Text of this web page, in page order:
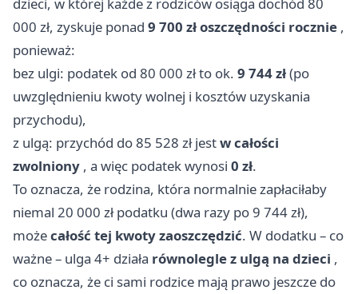
000 zł, zyskuje ponad 9 700 zł oszczędności rocznie ,
ponieważ:
bez ulgi: podatek od 80 000 zł to ok. 9 744 zł(po
uwzględnieniu kwoty wolnej i kosztów uzyskania
przychodu),
z ulgą: przychód do 85 528 zł jestw całości
zwolniony , a więc podatek wynosi 0 zł.
To oznacza, że rodzina, która normalnie zapłaciłaby
niemal 20 000 zł podatku (dwa razy po 9 744 zł),
możecałość tej kwoty zaoszczędzić. W dodatku – co
ważne – ulga 4+ działa równolegle z ulgą na dzieci ,
co oznacza, że ci sami rodzice mają prawo jeszcze do